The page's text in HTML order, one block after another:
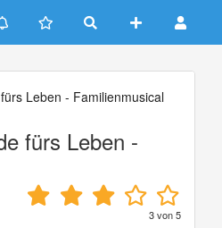
Leben - Familienmusical
fürs Leben -
3von5